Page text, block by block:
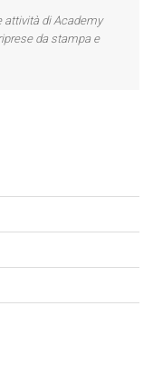
attività di Academy
da stampa e